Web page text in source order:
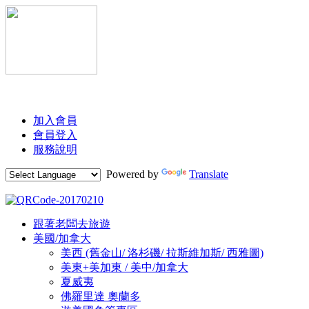
加入會員
會員登入
服務說明
Powered by Translate
Skip
content
跟著老闆去旅遊
美國/加拿大
美西 (舊金山/ 洛杉磯/ 拉斯維加斯/ 西雅圖)
美東+美加東 / 美中/加拿大
夏威夷
佛羅里達 奧蘭多